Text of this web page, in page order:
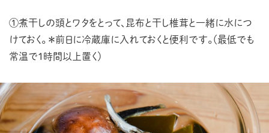
①煮干しの頭とワタをとって、昆布と干し椎茸と一緒に水につ
けておく。 ＊前日に冷蔵庫に入れておくと便利です。（最低でも
常温で１時間以上置く）